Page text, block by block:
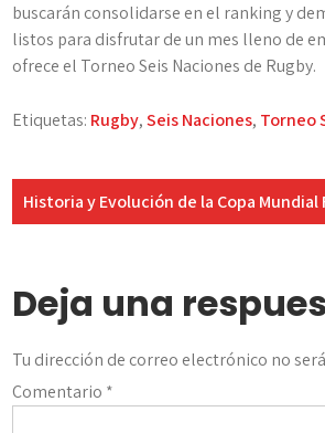
buscarán consolidarse en el ranking y
listos para disfrutar de un mes lleno de
ofrece el Torneo Seis Naciones de Rugby.
Etiquetas: Rugby,Seis Naciones, Torneo
Navegación
entradas
Historia y Evolución de la Copa Mundial
Deja una
Tu dirección de correo electrónico no
Comentario *